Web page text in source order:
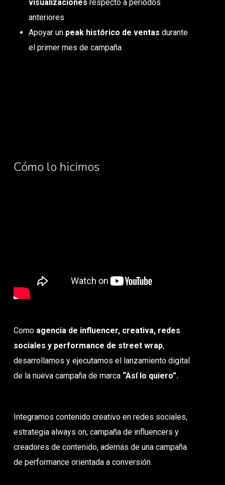
visualizaciones respecto a periodos
anteriores
Apoyar un peak histórico de ventas durante
el primer mes de campaña
Cómo lo hicimos
Como agencia de influencer, creativa, redes
sociales y performance de street wrap,
desarrollamos y ejecutamos el lanzamiento digital
de la nueva campaña de marca “Así lo quiero”.
Integramos contenido creativo en redes sociales,
estrategia always on, campaña de influencers y
creadores de contenido, además de una campaña
de performance orientada a conversión.